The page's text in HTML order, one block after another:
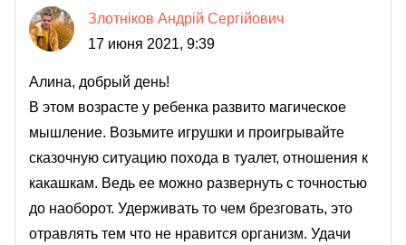
Злотніков Андрій Сергійович
17 июня 2021, 9:39
Алина, добрый день!
В этом возрасте у ребенка развито магическое
мышление. Возьмите игрушки и проигрывайте
сказочную ситуацию похода в туалет, отношения к
какашкам. Ведь ее можно развернуть с точностью
до наоборот. Удерживать то чем брезговать, это
отравлять тем что не нравится организм. Удачи